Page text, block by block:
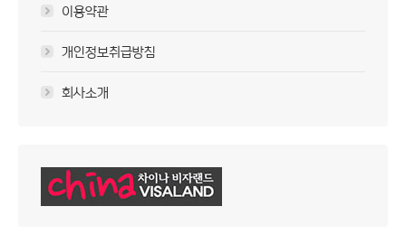
이용약관
개인정보취급방침
회사소개